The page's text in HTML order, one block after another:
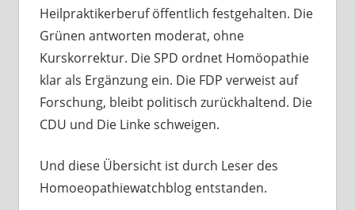
Heilpraktikerberuf öffentlich festgehalten. Die
Grünen antworten moderat, ohne
Kurskorrektur. Die SPD ordnet Homöopathie
klar als Ergänzung ein. Die FDP verweist auf
Forschung, bleibt politisch zurückhaltend. Die
CDU und Die Linke schweigen.
Und diese Übersicht ist durch Leser des
Homoeopathiewatchblog entstanden.